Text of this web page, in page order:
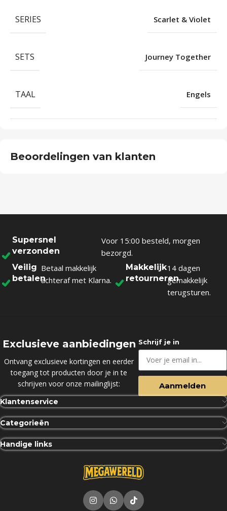
SERIES Scarlet & Violet
SETS Journey Together
TAAL Engels
Beoordelingen van klanten
Supersnel
verzonden
Voor 15:00 besteld, morgen
bezorgd.
Veilig
betalen
Betaal makkelijk
achteraf met Klarna.
Makkelijk
retourneren
14 dagen
gemakkelijk
terugsturen.
Exclusieve aanbiedingen
Ontvang exclusieve kortingen en eerder
toegang tot producten door je in te
schrijven voor onze mailinglijst:
Schrijf je in
Aanmelden
Klantenservice
Categorieën
Handige links